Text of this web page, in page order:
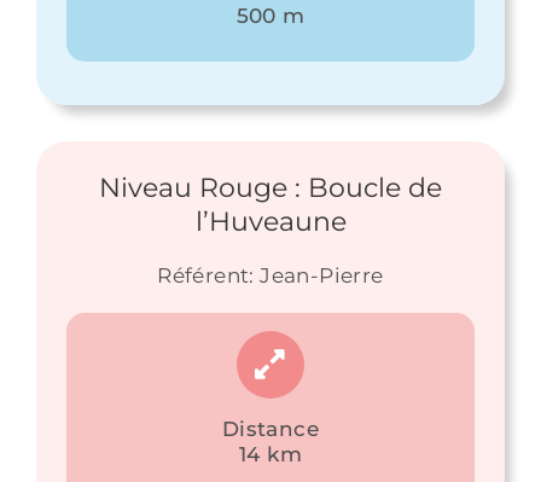
500 m
Niveau Rouge : Boucle de
l’Huveaune
Référent: Jean-Pierre
Distance
14 km